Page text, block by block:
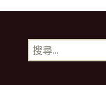
導
覽搜
尋